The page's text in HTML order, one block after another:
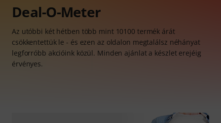
Deal-O-Meter
Az utóbbi két hétben több mint 10100 termék árát
csökkentettük le - és ezen az oldalon megtalálsz néhányat
legforróbb akcióink közül. Minden ajánlat a készlet erejéig
érvényes.